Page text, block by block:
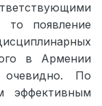
то появление
в Армении
очевидно. По
эффективным